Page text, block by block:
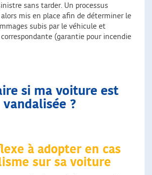
sans tarder. Un processus
alors mis en place afin de déterminer le
subis par le véhicule et
(garantie pour incendie
si ma voiture est
vandalisée ?
à adopter en cas
sur sa voiture